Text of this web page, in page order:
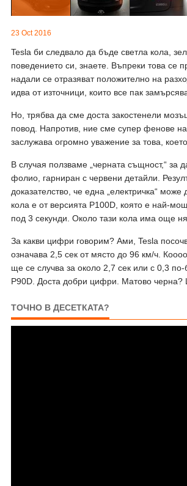
23 Oct 2016
Tesla би следвало да бъде светла кола,
поведението си, знаете. Въпреки това се
надали се отразяват положително на
идва от източници, които все пак
Но, трябва да сме доста закостенели
повод. Напротив, ние сме супер фенове
заслужава огромно уважение за това,
В случая ползваме „черната същност,“ за
фолио, гарниран с червени детайли.
доказателство, че една „електричка“
кола е от версията P100D, която е най-
под 3 секунди. Около тази кола има още
За какви цифри говорим? Ами, Tesla
означава 2,5 сек от място до 96 км/ч.
ще се случва за около 2,7 сек или с 0,3
P90D. Доста добри цифри. Матово черна?
ТОЧНО В ДЕСЕТКАТА?